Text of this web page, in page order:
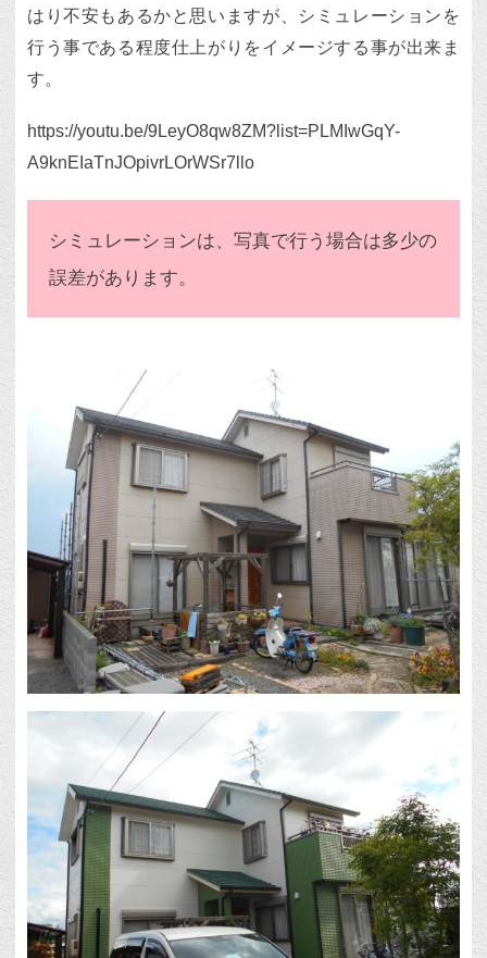
はり不安もあるかと思いますが、シミュレーションを
行う事である程度仕上がりをイメージする事が出来ま
す。
https://youtu.be/9LeyO8qw8ZM?list=PLMIwGqY-
A9knEIaTnJOpivrLOrWSr7llo
シミュレーションは、写真で行う場合は多少の
誤差があります。